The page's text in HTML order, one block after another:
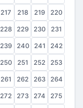
217 218 219 220
228 229 230 231
239 240 241 242
250 251 252 253
261 262 263 264
272 273 274 275